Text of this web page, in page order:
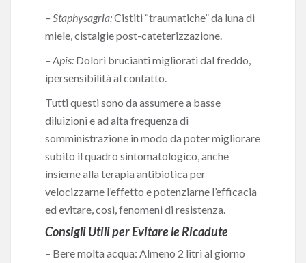
– Staphysagria:Cistiti “traumatiche” da luna di
miele, cistalgie post-cateterizzazione.
– Apis: Dolori brucianti migliorati dal freddo,
ipersensibilità al contatto.
Tutti questi sono da assumere a basse
diluizioni e ad alta frequenza di
somministrazione in modo da poter migliorare
subito il quadro sintomatologico, anche
insieme alla terapia antibiotica per
velocizzarne l’effetto e potenziarne l’efficacia
ed evitare, così, fenomeni di resistenza.
Consigli Utili per Evitare le Ricadute
– Bere molta acqua: Almeno 2 litri al giorno